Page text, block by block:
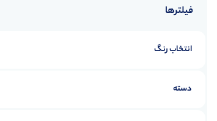
فیلترها
انتخاب رنگ
دسته